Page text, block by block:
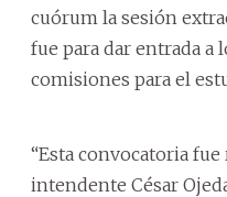
cuórum la sesión
fue para dar entrada a
comisiones para el
“Esta convocatoria
intendente César